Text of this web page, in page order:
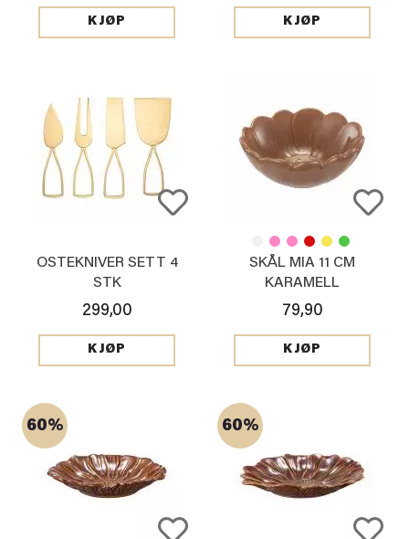
KJØP KJØP
OSTEKNIVER SETT 4
STK
299,00
KJØP
SKÅL MIA 11 CM
KARAMELL
79,90
KJØP
60% 60%